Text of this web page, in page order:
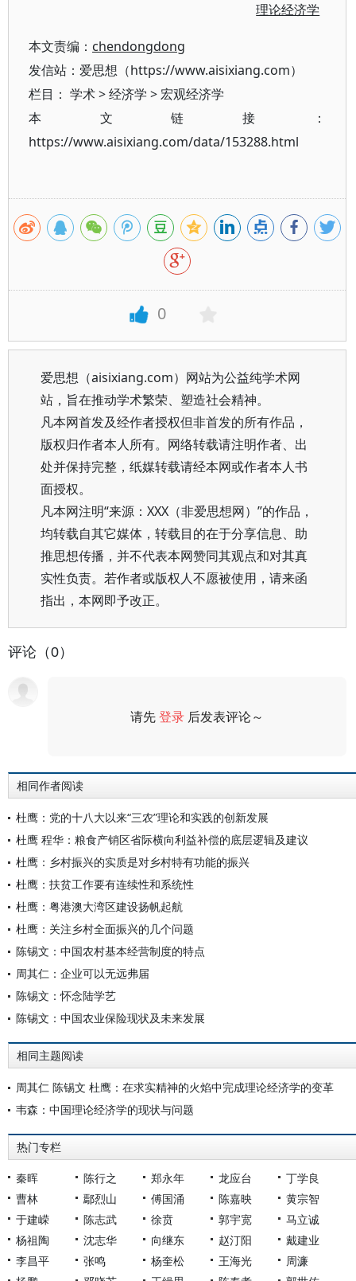
理论经济学
本文责编： chendongdong
发信站：爱思想（https://www.aisixiang.com）
栏目： 学术>经济学 >宏观经济学
本文链接：
https://www.aisixiang.com/data/153288.html
0
爱思想（aisixiang.com）网站为公益纯学术网
站，旨在推动学术繁荣、塑造社会精神。
凡本网首发及经作者授权但非首发的所有作品，
版权归作者本人所有。网络转载请注明作者、出
处并保持完整，纸媒转载请经本网或作者本人书
面授权。
凡本网注明“来源：XXX（非爱思想网）”的作品，
均转载自其它媒体，转载目的在于分享信息、助
推思想传播，并不代表本网赞同其观点和对其真
实性负责。若作者或版权人不愿被使用，请来函
指出，本网即予改正。
评论（0）
请先登录 后发表评论～
相同作者阅读
杜鹰：党的十八大以来“三农”理论和实践的创新发展
杜鹰 程华：粮食产销区省际横向利益补偿的底层逻辑及建议
杜鹰：乡村振兴的实质是对乡村特有功能的振兴
杜鹰：扶贫工作要有连续性和系统性
杜鹰：粤港澳大湾区建设扬帆起航
杜鹰：关注乡村全面振兴的几个问题
陈锡文：中国农村基本经营制度的特点
周其仁：企业可以无远弗届
陈锡文：怀念陆学艺
陈锡文：中国农业保险现状及未来发展
相同主题阅读
周其仁 陈锡文 杜鹰：在求实精神的火焰中完成理论经济学的变革
韦森：中国理论经济学的现状与问题
热门专栏
秦晖 陈行之 郑永年 龙应台
丁学良
曹林
鄢烈山 傅国涌 陈嘉映
黄宗智
于建嵘
陈志武 徐贲 郭宇宽
马立诚
杨祖陶
沈志华 向继东 赵汀阳
戴建业
李昌平
张鸣 杨奎松 王海光
周濂